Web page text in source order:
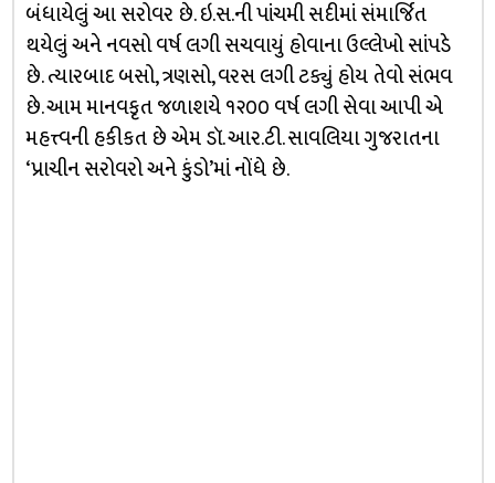
બંધાયેલું આ સરોવર છે. ઇ.સ.ની પાંચમી સદીમાં સંમાર્જિત
થયેલું અને નવસો વર્ષ લગી સચવાયું હોવાના ઉલ્લેખો સાંપડે
છે. ત્યારબાદ બસો, ત્રણસો, વરસ લગી ટક્યું હોય તેવો સંભવ
છે. આમ માનવકૃત જળાશયે ૧૨૦૦ વર્ષ લગી સેવા આપી એ
મહત્ત્વની હકીકત છે એમ ડૉ. આર.ટી. સાવલિયા ગુજરાતના
‘પ્રાચીન સરોવરો અને કુંડો’માં નોંધે છે.